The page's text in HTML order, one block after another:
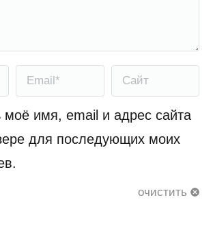
Email * Сайт
моё имя, email и адрес сайта
для последующих моих
очистить